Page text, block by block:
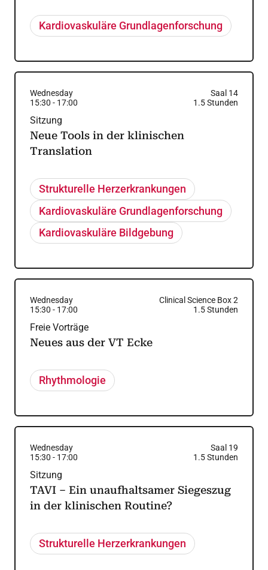
Kardiovaskuläre Grundlagenforschung
Wednesday
Saal 14
15:30 - 17:00 1.5Stunden
Sitzung
Neue Tools in der klinischen
Translation
Strukturelle Herzerkrankungen
Kardiovaskuläre Grundlagenforschung
Kardiovaskuläre Bildgebung
Wednesday
Clinical Science Box 2
15:30 - 17:00 1.5Stunden
Freie Vorträge
Neues aus der VT Ecke
Rhythmologie
Wednesday
Saal 19
15:30 - 17:00 1.5Stunden
Sitzung
TAVI – Ein unaufhaltsamer Siegeszug
in der klinischen Routine?
Strukturelle Herzerkrankungen